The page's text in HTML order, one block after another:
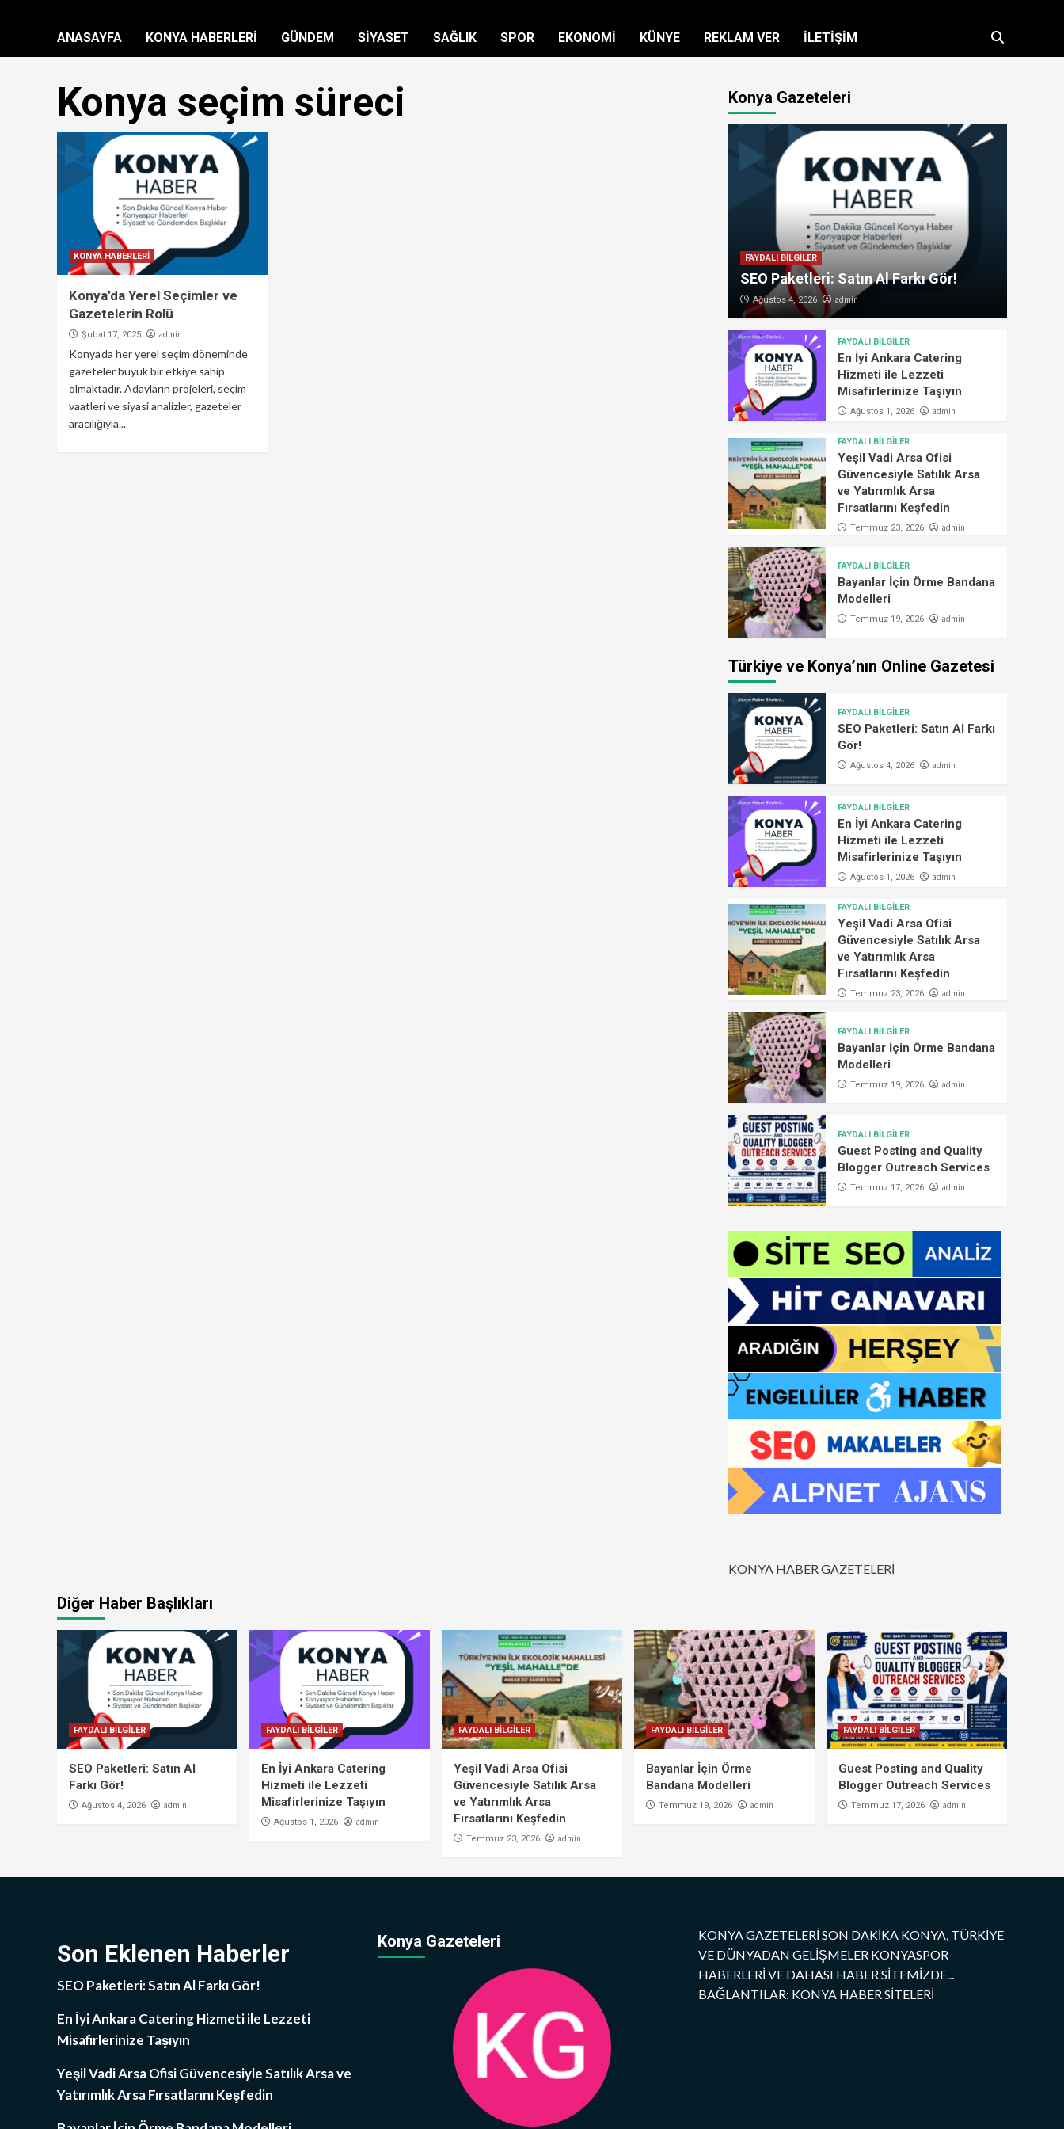
ANASAYFA KONYA HABERLERİ GÜNDEM SİYASET SAĞLIK SPOR EKONOMİ KÜNYE REKLAM VER İLETİŞİM
Konya seçim süreci
KONYA HABERLERİ
Konya’da Yerel Seçimler ve
Gazetelerin Rolü
Şubat 17, 2025 admin
Konya’da her yerel seçim döneminde
gazeteler büyük bir etkiye sahip
olmaktadır. Adayların projeleri, seçim
vaatleri ve siyasi analizler, gazeteler
aracılığıyla...
Konya Gazeteleri
FAYDALI BİLGİLER
SEO Paketleri: Satın Al Farkı Gör!
Ağustos 4, 2026 admin
FAYDALI BİLGİLER
En İyi Ankara Catering
Hizmeti ile Lezzeti
Misafirlerinize Taşıyın
Ağustos 1, 2026 admin
FAYDALI BİLGİLER
Yeşil Vadi Arsa Ofisi
Güvencesiyle Satılık Arsa
ve Yatırımlık Arsa
Fırsatlarını Keşfedin
Temmuz 23, 2026 admin
FAYDALI BİLGİLER
Bayanlar İçin Örme Bandana
Modelleri
Temmuz 19, 2026 admin
Türkiye ve Konya’nın Online Gazetesi
FAYDALI BİLGİLER
SEO Paketleri: Satın Al Farkı
Gör!
Ağustos 4, 2026 admin
FAYDALI BİLGİLER
En İyi Ankara Catering
Hizmeti ile Lezzeti
Misafirlerinize Taşıyın
Ağustos 1, 2026 admin
FAYDALI BİLGİLER
Yeşil Vadi Arsa Ofisi
Güvencesiyle Satılık Arsa
ve Yatırımlık Arsa
Fırsatlarını Keşfedin
Temmuz 23, 2026 admin
FAYDALI BİLGİLER
Bayanlar İçin Örme Bandana
Modelleri
Temmuz 19, 2026 admin
FAYDALI BİLGİLER
Guest Posting and Quality
Blogger Outreach Services
Temmuz 17, 2026 admin
KONYA HABER GAZETELERİ
Diğer Haber Başlıkları
FAYDALI BİLGİLER
SEO Paketleri: Satın Al
Farkı Gör!
Ağustos 4, 2026 admin
FAYDALI BİLGİLER
En İyi Ankara Catering
Hizmeti ile Lezzeti
Misafirlerinize Taşıyın
Ağustos 1, 2026 admin
FAYDALI BİLGİLER
Yeşil Vadi Arsa Ofisi
Güvencesiyle Satılık Arsa
ve Yatırımlık Arsa
Fırsatlarını Keşfedin
Temmuz 23, 2026 admin
FAYDALI BİLGİLER
Bayanlar İçin Örme
Bandana Modelleri
Temmuz 19, 2026 admin
FAYDALI BİLGİLER
Guest Posting and Quality
Blogger Outreach Services
Temmuz 17, 2026 admin
Son Eklenen Haberler
SEO Paketleri: Satın Al Farkı Gör!
En İyi Ankara Catering Hizmeti ile Lezzeti
Misafirlerinize Taşıyın
Yeşil Vadi Arsa Ofisi Güvencesiyle Satılık Arsa ve
Yatırımlık Arsa Fırsatlarını Keşfedin
Konya Gazeteleri
KONYA GAZETELERİ SON DAKİKA KONYA, TÜRKİYE
VE DÜNYADAN GELİŞMELER KONYASPOR
HABERLERİ VE DAHASI HABER SİTEMİZDE...
BAĞLANTILAR: KONYA HABER SİTELERİ